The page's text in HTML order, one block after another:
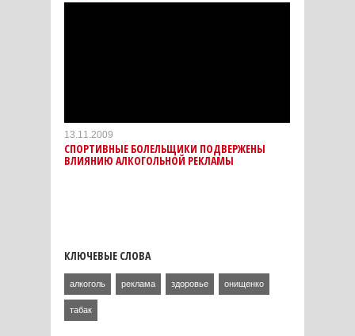
13.11.2009
СПОРТИВНЫЕ БОЛЕЛЬЩИКИ ПОДВЕРЖЕНЫ
ВЛИЯНИЮ АЛКОГОЛЬНОЙ РЕКЛАМЫ
КЛЮЧЕВЫЕ СЛОВА
алкоголь реклама здоровье онищенко
табак